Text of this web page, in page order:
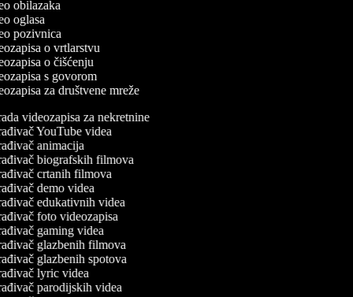
obilazaka
oglasa
pozivnica
o vrtlarstvu
o čišćenju
s govorom
za društvene mreže
videozapisa za nekretnine
YouTube videa
animacija
biografskih filmova
crtanih filmova
demo videa
edukativnih videa
foto videozapisa
gaming videa
glazbenih filmova
glazbenih spotova
lyric videa
parodijskih videa